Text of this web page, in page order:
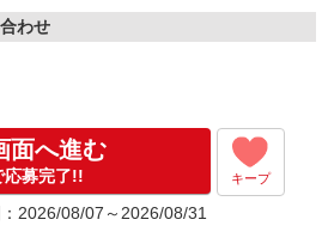
の調整もOKです！
わせ
面へ進む
応募完了!! キープ
2026/08/07～2026/08/31